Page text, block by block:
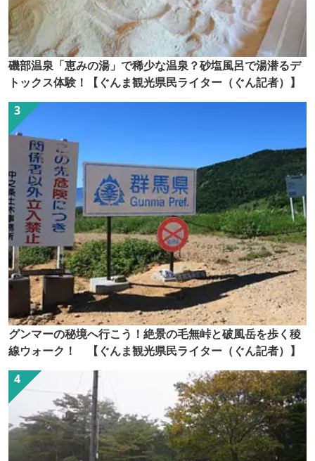
磯部温泉「恵みの湯」で稀少な温泉？砂塩風呂で湯潜るデ
トックス体験！【ぐんま観光県民ライター（ぐん記者）】
グンマーの秘境へ行こう！絶景の毛無峠と破風岳を歩く稜
線ウォーク！ 【ぐんま観光県民ライター（ぐん記者）】